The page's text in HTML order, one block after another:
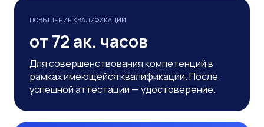
ПОВЫШЕНИЕ КВАЛИФИКАЦИИ
от 72 ак. часов
Для совершенствования компетенций в
рамках имеющейся квалификации. После
успешной аттестации — удостоверение.